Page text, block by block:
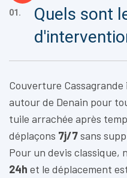
01.
Quels sont
Couverture
autour de Denain pour
tuile arrachée après
déplaçons 7j/7sans
Pour un devis classique,
24h et le déplacement